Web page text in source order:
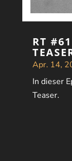
RT
Apr. 14,
In dieser
Teaser.